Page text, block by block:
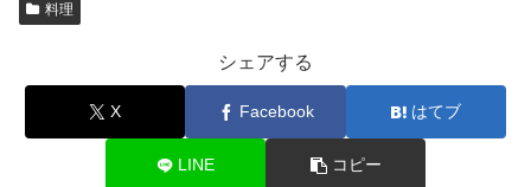
料理
シェアする
X Facebook はてブ
LINE コピー